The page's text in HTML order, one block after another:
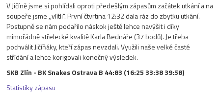
V Jičíně jsme si pohlídali oproti předešlým zápasům začátek utkání a na
soupeře jsme ,,vlítli". První čtvrtina 12:32 dala ráz do zbytku utkání.
Postupně se nám podařilo náskok ještě lehce navýšit i díky
mimořádně střelecké kvalitě Karla Bednáře (37 bodů). Je třeba
pochválit Jičíňáky, kteří zápas nevzdali. Využili naše velké časté
střídání a lehce korigovali konečný výsledek.
SKB Zlín - BK Snakes Ostrava B 44:83 (16:25 33:38 39:58)
Statistiky zápasu